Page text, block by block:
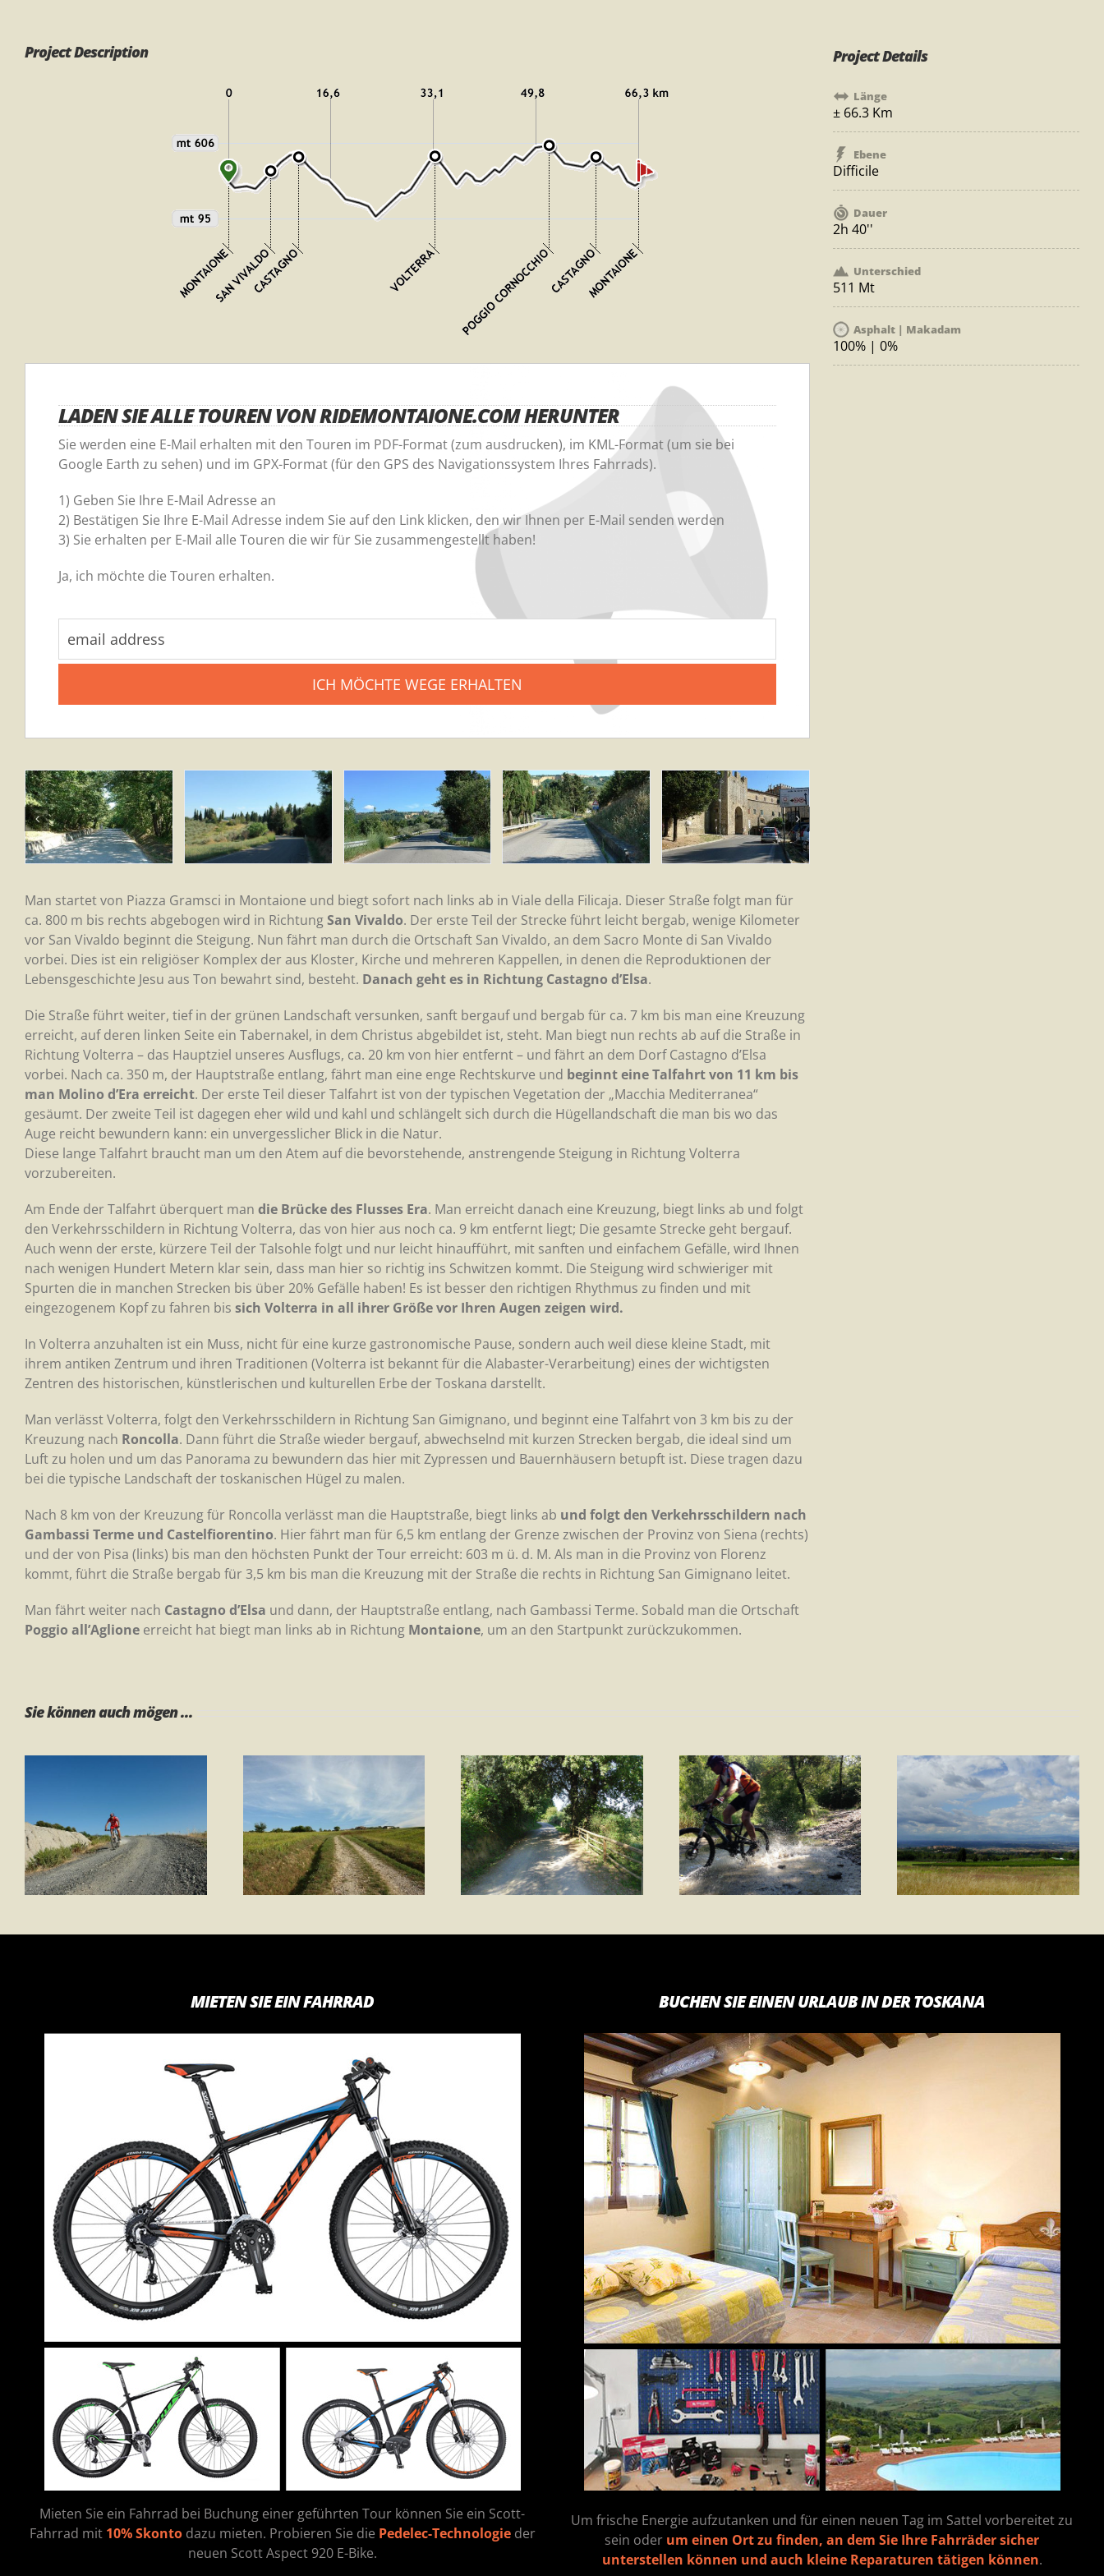
Project Description
LADEN SIE ALLE TOUREN VON RIDEMONTAIONE.COM HERUNTER
Sie werden eine E-Mail erhalten mit den Touren im PDF-Format (zum ausdrucken), im KML-Format (um sie bei
Google Earth zu sehen) und im GPX-Format (für den GPS des Navigationssystem Ihres Fahrrads).
1) Geben Sie Ihre E-Mail Adresse an
2) Bestätigen Sie Ihre E-Mail Adresse indem Sie auf den Link klicken, den wir Ihnen per E-Mail senden werden
3) Sie erhalten per E-Mail alle Touren die wir für Sie zusammengestellt haben!
Ja, ich möchte die Touren erhalten.
Man startet von Piazza Gramsci in Montaione und biegt sofort nach links ab in Viale della Filicaja. Dieser Straße folgt man für
ca. 800 m bis rechts abgebogen wird in RichtungSan Vivaldo. Der erste Teil der Strecke führt leicht bergab, wenige Kilometer
vor San Vivaldo beginnt die Steigung. Nun fährt man durch die Ortschaft San Vivaldo, an dem Sacro Monte di San Vivaldo
vorbei. Dies ist ein religiöser Komplex der aus Kloster, Kirche und mehreren Kappellen, in denen die Reproduktionen der
Lebensgeschichte Jesu aus Ton bewahrt sind, besteht. Danach geht es in Richtung Castagno d’Elsa.
Die Straße führt weiter, tief in der grünen Landschaft versunken, sanft bergauf und bergab für ca. 7 km bis man eine Kreuzung
erreicht, auf deren linken Seite ein Tabernakel, in dem Christus abgebildet ist, steht. Man biegt nun rechts ab auf die Straße in
Richtung Volterra – das Hauptziel unseres Ausflugs, ca. 20 km von hier entfernt – und fährt an dem Dorf Castagno d’Elsa
vorbei. Nach ca. 350 m, der Hauptstraße entlang, fährt man eine enge Rechtskurve und beginnt eine Talfahrt von 11 km bis
man Molino d’Era erreicht. Der erste Teil dieser Talfahrt ist von der typischen Vegetation der „Macchia Mediterranea“
gesäumt. Der zweite Teil ist dagegen eher wild und kahl und schlängelt sich durch die Hügellandschaft die man bis wo das
Auge reicht bewundern kann: ein unvergesslicher Blick in die Natur.
Diese lange Talfahrt braucht man um den Atem auf die bevorstehende, anstrengende Steigung in Richtung Volterra
vorzubereiten.
Am Ende der Talfahrt überquert man die Brücke des Flusses Era. Man erreicht danach eine Kreuzung, biegt links ab und folgt
den Verkehrsschildern in Richtung Volterra, das von hier aus noch ca. 9 km entfernt liegt; Die gesamte Strecke geht bergauf.
Auch wenn der erste, kürzere Teil der Talsohle folgt und nur leicht hinaufführt, mit sanften und einfachem Gefälle, wird Ihnen
nach wenigen Hundert Metern klar sein, dass man hier so richtig ins Schwitzen kommt. Die Steigung wird schwieriger mit
Spurten die in manchen Strecken bis über 20% Gefälle haben! Es ist besser den richtigen Rhythmus zu finden und mit
eingezogenem Kopf zu fahren bis sich Volterra in all ihrer Größe vor Ihren Augen zeigen wird.
In Volterra anzuhalten ist ein Muss, nicht für eine kurze gastronomische Pause, sondern auch weil diese kleine Stadt, mit
ihrem antiken Zentrum und ihren Traditionen (Volterra ist bekannt für die Alabaster-Verarbeitung) eines der wichtigsten
Zentren des historischen, künstlerischen und kulturellen Erbe der Toskana darstellt.
Man verlässt Volterra, folgt den Verkehrsschildern in Richtung San Gimignano, und beginnt eine Talfahrt von 3 km bis zu der
Kreuzung nach Roncolla. Dann führt die Straße wieder bergauf, abwechselnd mit kurzen Strecken bergab, die ideal sind um
Luft zu holen und um das Panorama zu bewundern das hier mit Zypressen und Bauernhäusern betupft ist. Diese tragen dazu
bei die typische Landschaft der toskanischen Hügel zu malen.
Nach 8 km von der Kreuzung für Roncolla verlässt man die Hauptstraße, biegt links ab und folgt den Verkehrsschildern nach
Gambassi Terme und Castelfiorentino. Hier fährt man für 6,5 km entlang der Grenze zwischen der Provinz von Siena (rechts)
und der von Pisa (links) bis man den höchsten Punkt der Tour erreicht: 603 m ü. d. M. Als man in die Provinz von Florenz
kommt, führt die Straße bergab für 3,5 km bis man die Kreuzung mit der Straße die rechts in Richtung San Gimignano leitet.
Man fährt weiter nach Castagno d’Elsa und dann, der Hauptstraße entlang, nach Gambassi Terme. Sobald man die Ortschaft
Poggio all’Aglione erreicht hat biegt man links ab in Richtung Montaione, um an den Startpunkt zurückzukommen.
Project Details
Länge
± 66.3 Km
Ebene
Difficile
Dauer
2h 40''
Unterschied
511 Mt
Asphalt | Makadam
100% | 0%
Sie können auch mögen ...
Tour 1 – Ring „Gli
Orti“
Tour 1 – Ring
Gambassi Terme Tour 2 Tour 3
MIETEN SIE EIN FAHRRAD
Mieten Sie ein Fahrrad bei Buchung einer geführten Tour können Sie ein Scott-
Fahrrad mit 10% Skontodazu mieten. Probieren Sie die Pedelec-Technologieder
neuen Scott Aspect 920 E-Bike.
BUCHEN SIE EINEN URLAUB IN DER TOSKANA
Um frische Energie aufzutanken und für einen neuen Tag im Sattel vorbereitet zu
sein oder um einen Ort zu finden, an dem Sie Ihre Fahrräder sicher
unterstellen können und auch kleine Reparaturen tätigen können.